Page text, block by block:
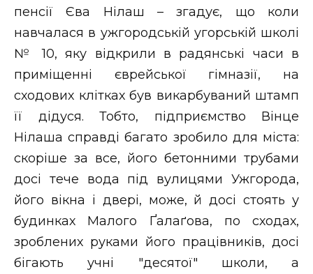
пенсії Єва Нілаш – згадує, що коли
навчалася в ужгородській угорській школі
№ 10, яку відкрили в радянські часи в
приміщенні єврейської гімназії, на
сходових клітках був викарбуваний штамп
її дідуся. Тобто, підприємство Вінце
Нілаша справді багато зробило для міста:
скоріше за все, його бетонними трубами
досі тече вода під вулицями Ужгорода,
його вікна і двері, може, й досі стоять у
будинках Малого Ґалаґова, по сходах,
зроблених руками його працівників, досі
бігають учні "десятої" школи, а